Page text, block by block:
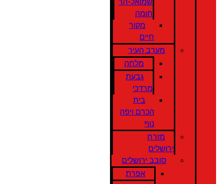
חומה
מקור
חיים
מערב העיר
מלחה
גבעת
מרדכי
בית
הכרם ויפה
נוף
מזרח
ירושלים
סובב ירושלים
אפרת